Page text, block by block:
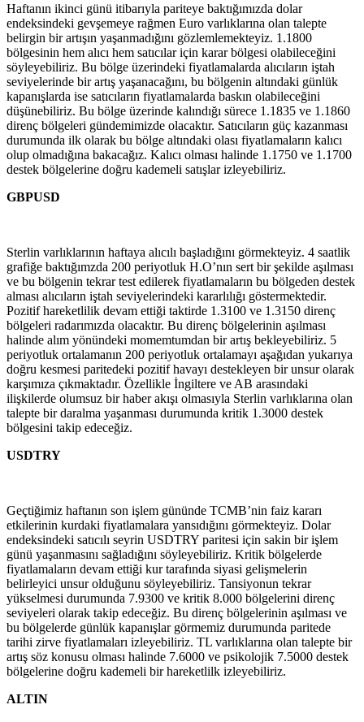
Haftanın ikinci günü itibarıyla pariteye baktığımızda dolar
endeksindeki gevşemeye rağmen Euro varlıklarına olan talepte
belirgin bir artışın yaşanmadığını gözlemlemekteyiz. 1.1800
bölgesinin hem alıcı hem satıcılar için karar bölgesi olabileceğini
söyleyebiliriz. Bu bölge üzerindeki fiyatlamalarda alıcıların iştah
seviyelerinde bir artış yaşanacağını, bu bölgenin altındaki günlük
kapanışlarda ise satıcıların fiyatlamalarda baskın olabileceğini
düşünebiliriz. Bu bölge üzerinde kalındığı sürece 1.1835 ve 1.1860
direnç bölgeleri gündemimizde olacaktır. Satıcıların güç kazanması
durumunda ilk olarak bu bölge altındaki olası fiyatlamaların kalıcı
olup olmadığına bakacağız. Kalıcı olması halinde 1.1750 ve 1.1700
destek bölgelerine doğru kademeli satışlar izleyebiliriz.
GBPUSD
Sterlin varlıklarının haftaya alıcılı başladığını görmekteyiz. 4 saatlik
grafiğe baktığımzda 200 periyotluk H.O’nın sert bir şekilde aşılması
ve bu bölgenin tekrar test edilerek fiyatlamaların bu bölgeden destek
alması alıcıların iştah seviyelerindeki kararlılığı göstermektedir.
Pozitif hareketlilik devam ettiği taktirde 1.3100 ve 1.3150 direnç
bölgeleri radarımızda olacaktır. Bu direnç bölgelerinin aşılması
halinde alım yönündeki momemtumdan bir artış bekleyebiliriz. 5
periyotluk ortalamanın 200 periyotluk ortalamayı aşağıdan yukarıya
doğru kesmesi paritedeki pozitif havayı destekleyen bir unsur olarak
karşımıza çıkmaktadır. Özellikle İngiltere ve AB arasındaki
ilişkilerde olumsuz bir haber akışı olmasıyla Sterlin varlıklarına olan
talepte bir daralma yaşanması durumunda kritik 1.3000 destek
bölgesini takip edeceğiz.
USDTRY
Geçtiğimiz haftanın son işlem gününde TCMB’nin faiz kararı
etkilerinin kurdaki fiyatlamalara yansıdığını görmekteyiz. Dolar
endeksindeki satıcılı seyrin USDTRY paritesi için sakin bir işlem
günü yaşanmasını sağladığını söyleyebiliriz. Kritik bölgelerde
fiyatlamaların devam ettiği kur tarafında siyasi gelişmelerin
belirleyici unsur olduğunu söyleyebiliriz. Tansiyonun tekrar
yükselmesi durumunda 7.9300 ve kritik 8.000 bölgelerini direnç
seviyeleri olarak takip edeceğiz. Bu direnç bölgelerinin aşılması ve
bu bölgelerde günlük kapanışlar görmemiz durumunda paritede
tarihi zirve fiyatlamaları izleyebiliriz. TL varlıklarına olan talepte bir
artış söz konusu olması halinde 7.6000 ve psikolojik 7.5000 destek
bölgelerine doğru kademeli bir hareketlilk izleyebiliriz.
ALTIN